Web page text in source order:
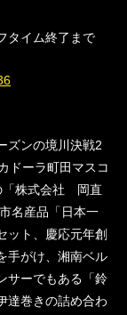
タイム終了まで
ズンの境川決戦2
ドーラ町田マスコ
「株式会社 岡直
名産品「日本一
ット、慶応元年創
手がけ、湘南ベル
サーでもある「鈴
達巻きの詰め合わ